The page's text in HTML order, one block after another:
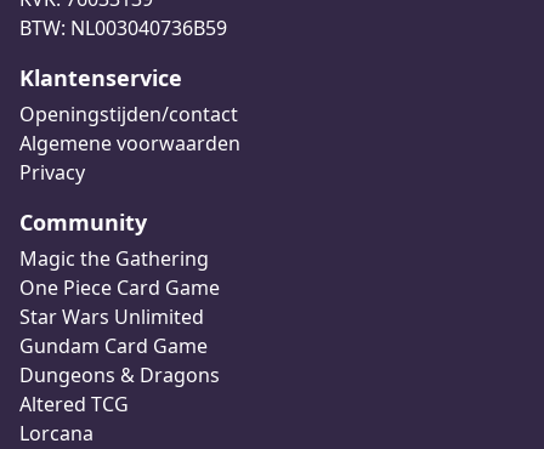
BTW: NL003040736B59
Klantenservice
Openingstijden/contact
Algemene voorwaarden
Privacy
Community
Magic the Gathering
One Piece Card Game
Star Wars Unlimited
Gundam Card Game
Dungeons & Dragons
Altered TCG
Lorcana